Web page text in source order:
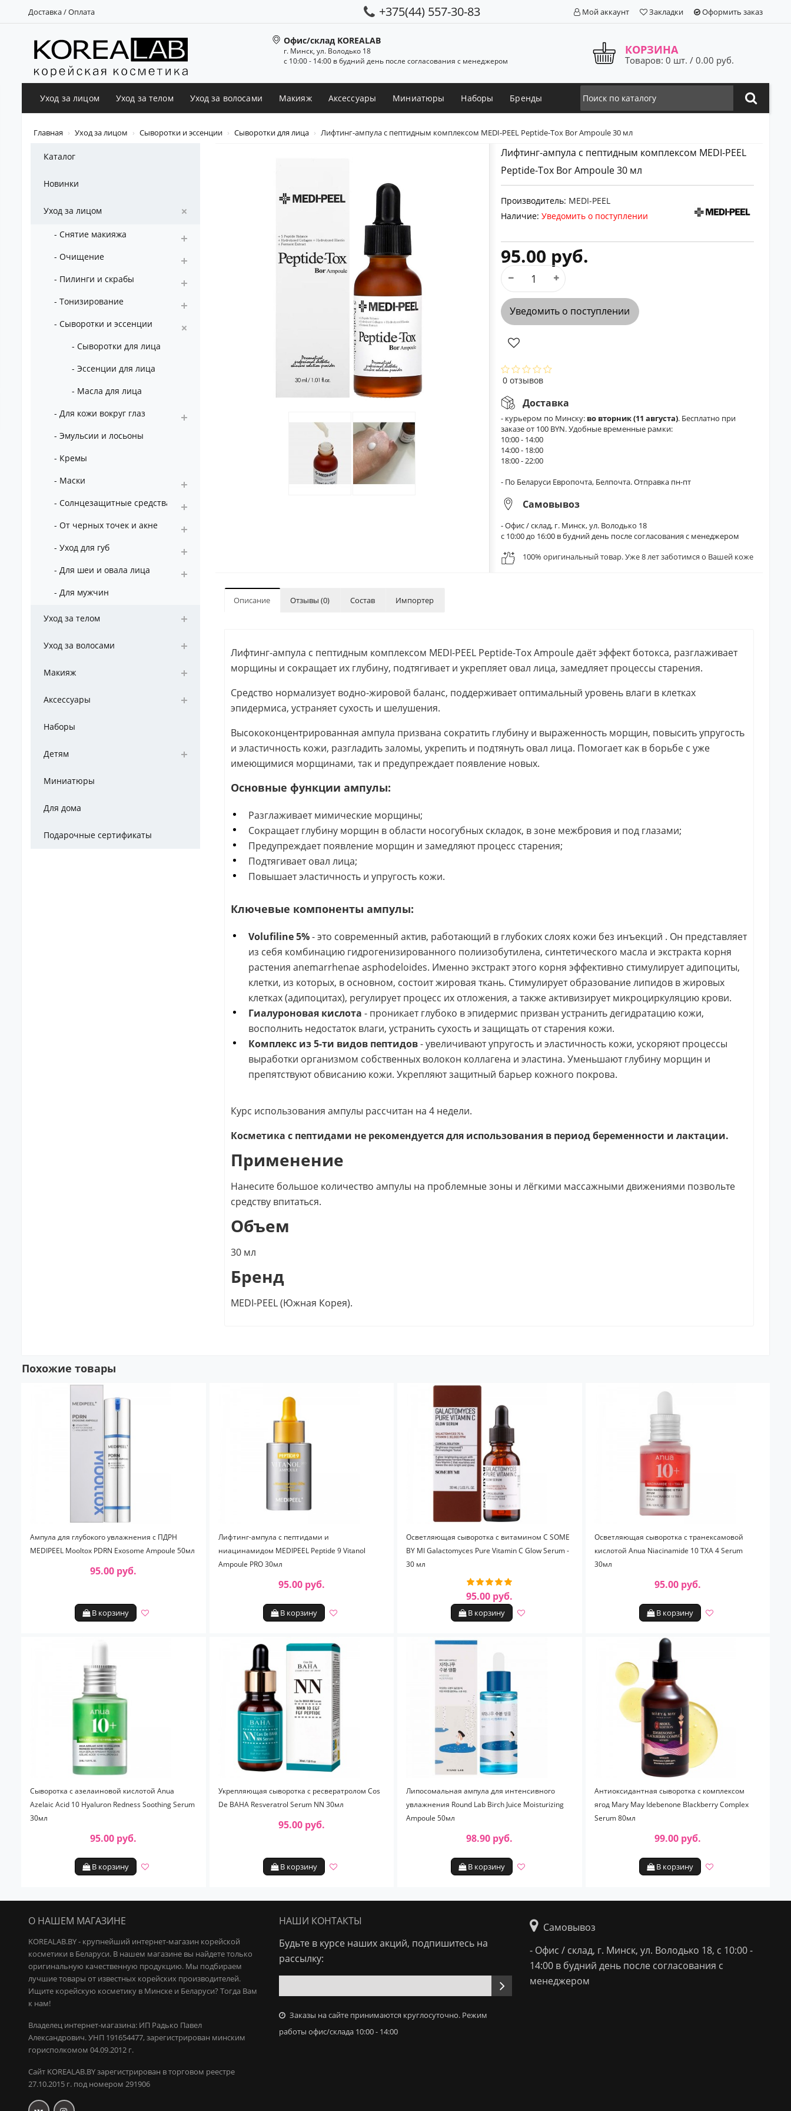
Доставка / Оплата +375(44) 557-30-83 Мой аккаунт Закладки Оформить заказ
Офис/склад KOREALAB
г. Минск, ул. Володько 18
с 10:00 - 14:00 в будний день после согласования с менеджером
КОРЗИНА
Товаров: 0 шт. / 0.00 руб.
Уход за лицом Уход за телом Уход за волосами Макияж Аксессуары Миниатюры Наборы Бренды
Главная Уход за лицом Сыворотки и эссенции Сыворотки для лица Лифтинг-ампула с пептидным комплексом MEDI-PEEL Peptide-Tox Bor Ampoule 30 мл
Каталог
Новинки
Уход за лицом
- Снятие макияжа
- Очищение
- Пилинги и скрабы
- Тонизирование
- Сыворотки и эссенции
- Сыворотки для лица
- Эссенции для лица
- Масла для лица
- Для кожи вокруг глаз
- Эмульсии и лосьоны
- Кремы
- Маски
- Солнцезащитные средства
- От черных точек и акне
- Уход для губ
- Для шеи и овала лица
- Для мужчин
Уход за телом
Уход за волосами
Макияж
Аксессуары
Наборы
Детям
Миниатюры
Для дома
Подарочные сертификаты
Лифтинг-ампула с пептидным комплексом MEDI-PEEL
Peptide-Tox Bor Ampoule 30 мл
Производитель: MEDI-PEEL
Наличие: Уведомить о поступлении
95.00 руб.
Уведомить о поступлении
0 отзывов
Доставка
- курьером по Минску: во вторник (11 августа). Бесплатно при
заказе от 100 BYN. Удобные временные рамки:
10:00 - 14:00
14:00 - 18:00
18:00 - 22:00
- По Беларуси Европочта, Белпочта. Отправка пн-пт
Самовывоз
- Офис / склад, г. Минск, ул. Володько 18
с 10:00 до 16:00 в будний день после согласования с менеджером
100% оригинальный товар. Уже 8 лет заботимся о Вашей коже
Описание Отзывы (0) Состав Импортер
Лифтинг-ампула с пептидным комплексом MEDI-PEEL Peptide-Tox Ampoule даёт эффект ботокса, разглаживает
морщины и сокращает их глубину, подтягивает и укрепляет овал лица, замедляет процессы старения.
Средство нормализует водно-жировой баланс, поддерживает оптимальный уровень влаги в клетках
эпидермиса, устраняет сухость и шелушения.
Высококонцентрированная ампула призвана сократить глубину и выраженность морщин, повысить упругость
и эластичность кожи, разгладить заломы, укрепить и подтянуть овал лица. Помогает как в борьбе с уже
имеющимися морщинами, так и предупреждает появление новых.
Основные функции ампулы:
Разглаживает мимические морщины;
Сокращает глубину морщин в области носогубных складок, в зоне межбровия и под глазами;
Предупреждает появление морщин и замедляют процесс старения;
Подтягивает овал лица;
Повышает эластичность и упругость кожи.
Ключевые компоненты ампулы:
Volufiline 5%- это современный актив, работающий в глубоких слоях кожи без инъекций . Он представляет
из себя комбинацию гидрогенизированного полиизобутилена, синтетического масла и экстракта корня
растения anemarrhenae asphodeloides. Именно экстракт этого корня эффективно стимулирует адипоциты,
клетки, из которых, в основном, состоит жировая ткань. Стимулирует образование липидов в жировых
клетках (адипоцитах), регулирует процесс их отложения, а также активизирует микроциркуляцию крови.
Гиалуроновая кислота - проникает глубоко в эпидермис призван устранить дегидратацию кожи,
восполнить недостаток влаги, устранить сухость и защищать от старения кожи.
Комплекс из 5-ти видов пептидов- увеличивают упругость и эластичность кожи, ускоряют процессы
выработки организмом собственных волокон коллагена и эластина. Уменьшают глубину морщин и
препятствуют обвисанию кожи. Укрепляют защитный барьер кожного покрова.
Курс использования ампулы рассчитан на 4 недели.
Косметика с пептидами не рекомендуется для использования в период беременности и лактации.
Применение
Нанесите большое количество ампулы на проблемные зоны и лёгкими массажными движениями позвольте
средству впитаться.
Объем
30 мл
Бренд
MEDI-PEEL (Южная Корея).
Похожие товары
Ампула для глубокого увлажнения с ПДРН
MEDIPEEL Mooltox PDRN Exosome Ampoule 50мл
95.00 руб.
В корзину
Лифтинг-ампула с пептидами и
ниацинамидом MEDIPEEL Peptide 9 Vitanol
Ampoule PRO 30мл
95.00 руб.
В корзину
Осветляющая сыворотка с витамином С SOME
BY MI Galactomyces Pure Vitamin C Glow Serum -
30 мл
95.00 руб.
В корзину
Осветляющая сыворотка с транексамовой
кислотой Anua Niacinamide 10 TXA 4 Serum
30мл
95.00 руб.
В корзину
Сыворотка с азелаиновой кислотой Anua
Azelaic Acid 10 Hyaluron Redness Soothing Serum
30мл
95.00 руб.
В корзину
Укрепляющая сыворотка с ресвератролом Cos
De BAHA Resveratrol Serum NN 30мл
95.00 руб.
В корзину
Липосомальная ампула для интенсивного
увлажнения Round Lab Birch Juice Moisturizing
Ampoule 50мл
98.90 руб.
В корзину
Антиоксидантная сыворотка с комплексом
ягод Mary May Idebenone Blackberry Complex
Serum 80мл
99.00 руб.
В корзину
О НАШЕМ МАГАЗИНЕ
KOREALAB.BY - крупнейший интернет-магазин корейской
косметики в Беларуси. В нашем магазине вы найдете только
оригинальную качественную продукцию. Мы подбираем
лучшие товары от известных корейских производителей.
Ищите корейскую косметику в Минске и Беларуси? Тогда Вам
к нам!
Владелец интернет-магазина: ИП Радько Павел
Александрович.УНП 191654477, зарегистрирован минским
горисполкомом 04.09.2012 г.
Сайт KOREALAB.BY зарегистрирован в торговом реестре
27.10.2015 г. под номером 291906
НАШИ КОНТАКТЫ
Будьте в курсе наших акций, подпишитесь на
рассылку:
Заказы на сайте принимаются круглосуточно. Режим
работы офис/склада 10:00 - 14:00
Самовывоз
- Офис / склад, г. Минск, ул. Володько 18, с 10:00 -
14:00 в будний день после согласования с
менеджером